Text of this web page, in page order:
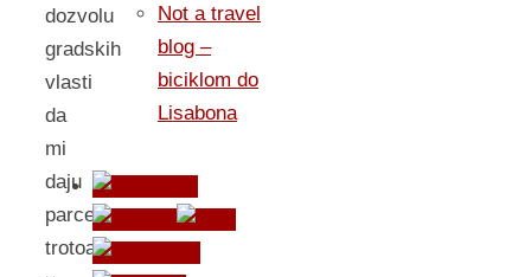
dozvolu
gradskih
vlasti
da
mi
daju
parce
trotoara
Not a travel
blog –
biciklom do
Lisabona